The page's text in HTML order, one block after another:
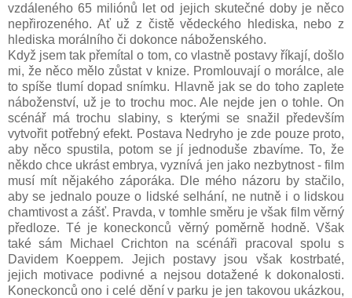
vzdáleného 65 miliónů let od jejich skutečné doby je něco
nepřirozeného. Ať už z čistě vědeckého hlediska, nebo z
hlediska morálního či dokonce náboženského.
Když jsem tak přemítal o tom, co vlastně postavy říkají, došlo
mi, že něco mělo zůstat v knize. Promlouvají o morálce, ale
to spíše tlumí dopad snímku. Hlavně jak se do toho zaplete
náboženství, už je to trochu moc. Ale nejde jen o tohle. On
scénář má trochu slabiny, s kterými se snažil především
vytvořit potřebný efekt. Postava Nedryho je zde pouze proto,
aby něco spustila, potom se jí jednoduše zbavíme. To, že
někdo chce ukrást embrya, vyznívá jen jako nezbytnost - film
musí mít nějakého záporáka. Dle mého názoru by stačilo,
aby se jednalo pouze o lidské selhání, ne nutně i o lidskou
chamtivost a zášť. Pravda, v tomhle směru je však film věrný
předloze. Té je koneckonců věrný poměrně hodně. Však
také sám Michael Crichton na scénáři pracoval spolu s
Davidem Koeppem. Jejich postavy jsou však kostrbaté,
jejich motivace podivné a nejsou dotažené k dokonalosti.
Koneckonců ono i celé dění v parku je jen takovou ukázkou,